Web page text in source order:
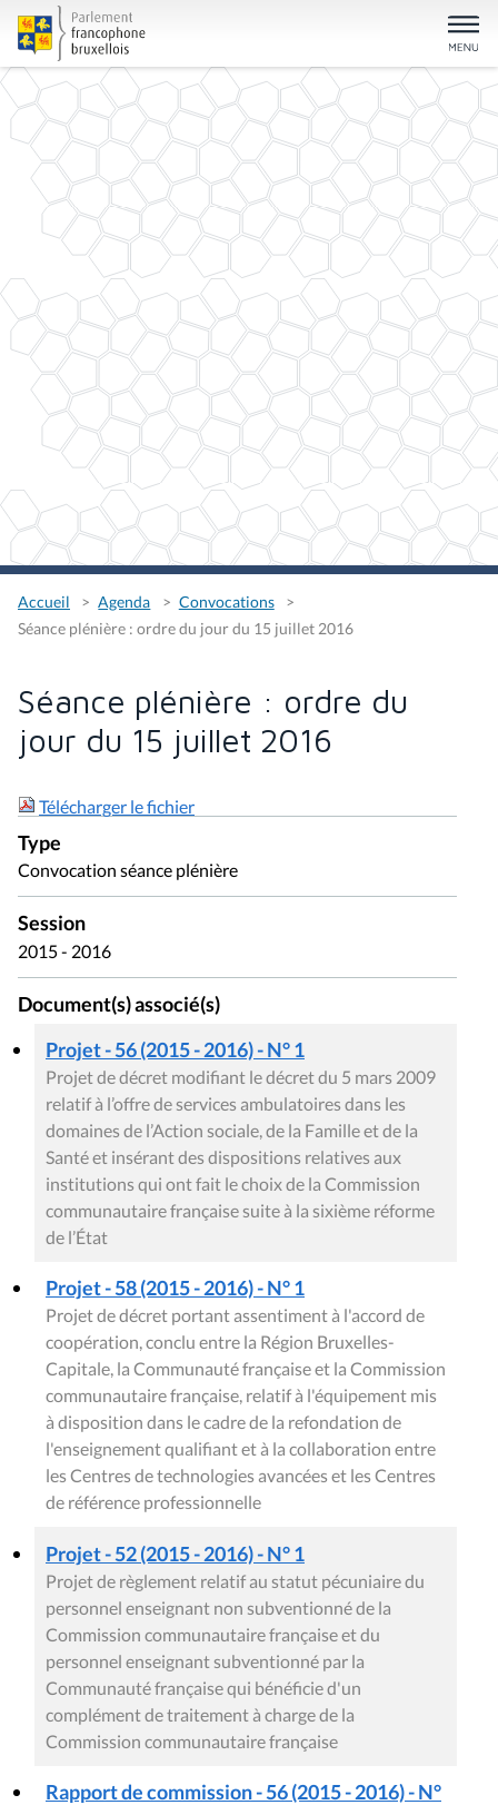
Accueil Agenda
Convocations
Séance plénière : ordre du jour du 15 juillet 2016
Séance plénière : ordre du
jour du 15 juillet 2016
Télécharger le fichier
Type
Convocation séance plénière
Session
2015 - 2016
Document(s) associé(s)
Projet - 56 (2015 - 2016) - N° 1
Projet de décret modifiant le décret du 5 mars 2009
relatif à l’offre de services ambulatoires dans les
domaines de l’Action sociale, de la Famille et de la
Santé et insérant des dispositions relatives aux
institutions qui ont fait le choix de la Commission
communautaire française suite à la sixième réforme
de l’État
Projet - 58 (2015 - 2016) - N° 1
Projet de décret portant assentiment à l'accord de
coopération, conclu entre la Région Bruxelles-
Capitale, la Communauté française et la Commission
communautaire française, relatif à l'équipement mis
à disposition dans le cadre de la refondation de
l'enseignement qualifiant et à la collaboration entre
les Centres de technologies avancées et les Centres
de référence professionnelle
Projet - 52 (2015 - 2016) - N° 1
Projet de règlement relatif au statut pécuniaire du
personnel enseignant non subventionné de la
Commission communautaire française et du
personnel enseignant subventionné par la
Communauté française qui bénéficie d'un
complément de traitement à charge de la
Commission communautaire française
Rapport de commission - 56 (2015 - 2016) - N°